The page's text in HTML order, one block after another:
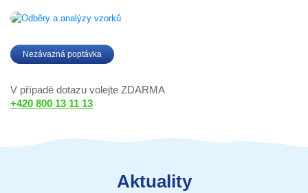
Nezávazná poptávka
V případě dotazu volejte ZDARMA
+420 800 13 11 13
Aktuality